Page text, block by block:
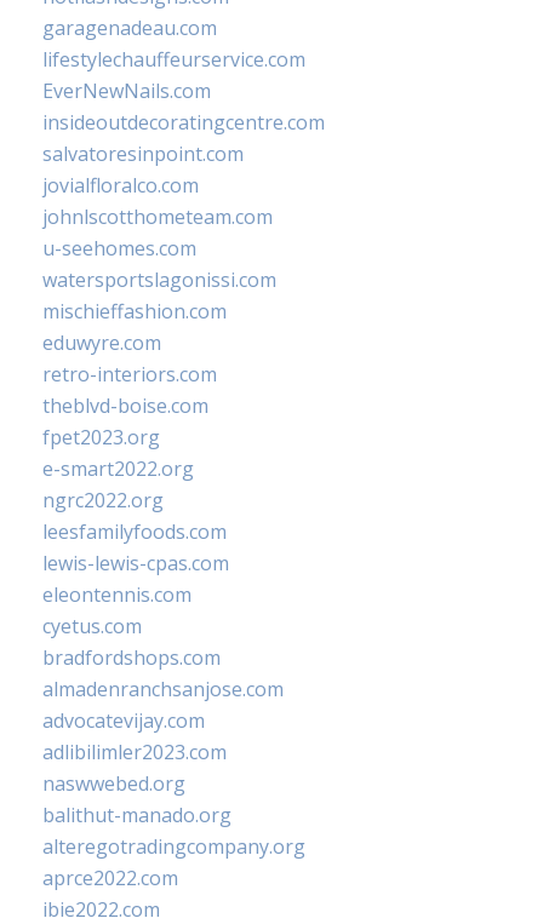
garagenadeau.com
lifestylechauffeurservice.com
EverNewNails.com
insideoutdecoratingcentre.com
salvatoresinpoint.com
jovialfloralco.com
johnlscotthometeam.com
u-seehomes.com
watersportslagonissi.com
mischieffashion.com
eduwyre.com
retro-interiors.com
theblvd-boise.com
fpet2023.org
e-smart2022.org
ngrc2022.org
leesfamilyfoods.com
lewis-lewis-cpas.com
eleontennis.com
cyetus.com
bradfordshops.com
almadenranchsanjose.com
advocatevijay.com
adlibilimler2023.com
naswwebed.org
balithut-manado.org
alteregotradingcompany.org
aprce2022.com
ibie2022.com